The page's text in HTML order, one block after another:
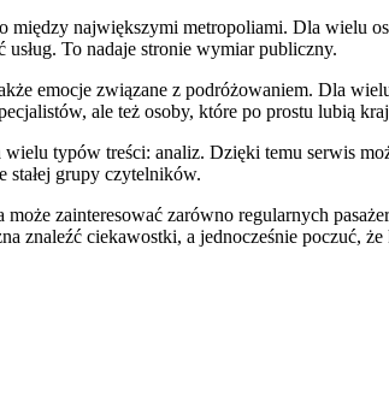
największymi metropoliami. Dla wielu
To nadaje stronie wymiar publiczny.
emocje związane z podróżowaniem. Dla
ale też osoby, które po prostu lubią
typów treści: analiz. Dzięki temu serwis
stałej grupy czytelników.
zainteresować zarówno regularnych
znaleźć ciekawostki, a jednocześnie poczuć,